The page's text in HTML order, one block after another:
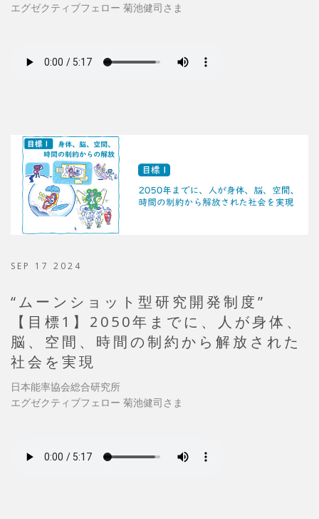
エグゼクティブフェロー 菊池健司さま
SEP 17 2024
“ムーンショット型研究開発制度”
【目標1】2050年までに、人が身体、
脳、空間、時間の制約から解放された
社会を実現
日本能率協会総合研究所
エグゼクティブフェロー 菊池健司さま